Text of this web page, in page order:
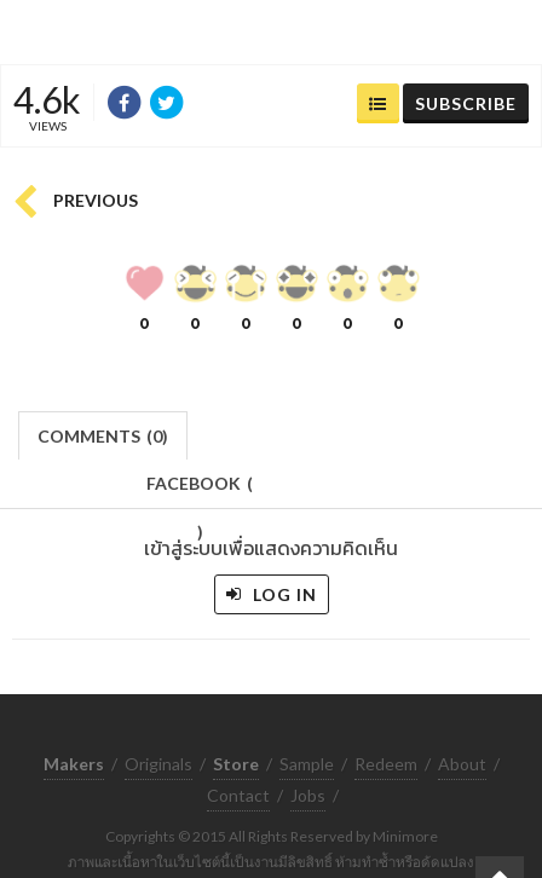
4.6k
VIEWS
SUBSCRIBE
PREVIOUS
0 0 0 0 0 0
COMMENTS (0)
FACEBOOK (
)
เข้าสู่ระบบเพื่อแสดงความคิดเห็น
LOG IN
Makers / Originals / Store / Sample / Redeem / About /
Contact / Jobs /
Copyrights © 2015 All Rights Reserved by Minimore
ภาพและเนื้อหาในเว็บไซต์นี้เป็นงานมีลิขสิทธิ์ ห้ามทำซ้ำหรือดัดแปลง